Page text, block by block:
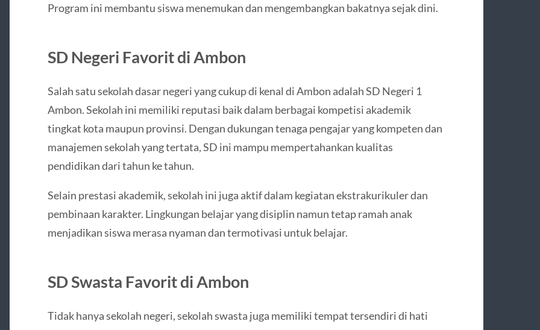
Program ini membantu siswa menemukan dan mengembangkan bakatnya sejak dini.
SD Negeri Favorit di Ambon
Salah satu sekolah dasar negeri yang cukup di kenal di Ambon adalahSD Negeri 1
Ambon. Sekolah ini memiliki reputasi baik dalam berbagai kompetisi akademik
tingkat kota maupun provinsi. Dengan dukungan tenaga pengajar yang kompeten dan
manajemen sekolah yang tertata, SD ini mampu mempertahankan kualitas
pendidikan dari tahun ke tahun.
Selain prestasi akademik, sekolah ini juga aktif dalam kegiatan ekstrakurikuler dan
pembinaan karakter. Lingkungan belajar yang disiplin namun tetap ramah anak
menjadikan siswa merasa nyaman dan termotivasi untuk belajar.
SD Swasta Favorit di Ambon
Tidak hanya sekolah negeri, sekolah swasta juga memiliki tempat tersendiri di hati